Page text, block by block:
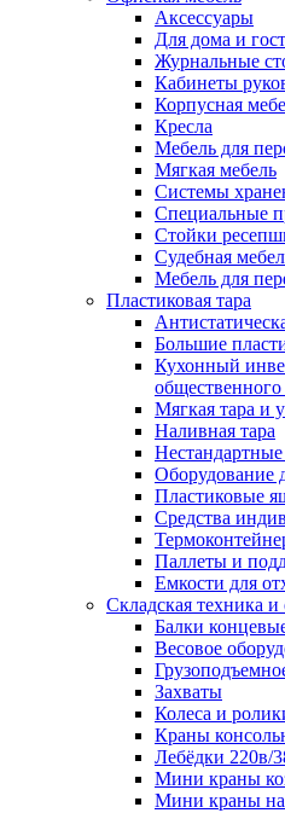
Аксессуары
Для дома и
Журнальные
Кабинеты
Корпусная
Кресла
Мебель для
Мягкая мебель
Системы
Специальные
Стойки
Судебная
Мебель для
Пластиковая тара
Большие
Кухонный
Мягкая тара и
Наливная тара
Нестандартные
Оборудование
Пластиковые
Средства
Паллеты и
Емкости для
Складская техника и
Балки
Весовое
Захваты
Колеса и
Краны
Лебёдки 220в/
Мини краны
Мини краны